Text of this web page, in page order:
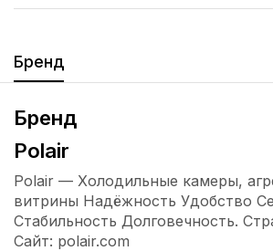
Бренд
Бренд
Polair
Polair — Холодильные камеры,
витрины Надёжность Удобство
Стабильность Долговечность.
Сайт: polair.com